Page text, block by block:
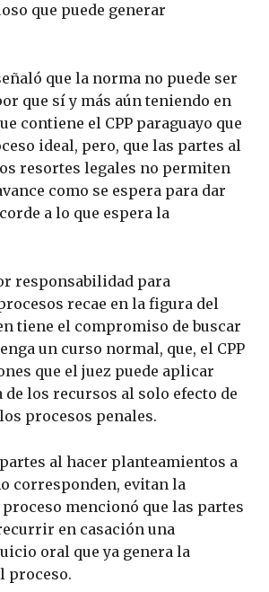
que puede generar
que la norma no puede ser
que sí y más aún teniendo en
contiene el CPP paraguayo que
ideal, pero, que las partes al
resortes legales no permiten
como se espera para dar
a lo que espera la
responsabilidad para
recae en la figura del
tiene el compromiso de buscar
un curso normal, que, el CPP
que el juez puede aplicar
de los recursos al solo efecto de
procesos penales.
al hacer planteamientos a
corresponden, evitan la
mencionó que las partes
en casación una
oral que ya genera la
proceso.